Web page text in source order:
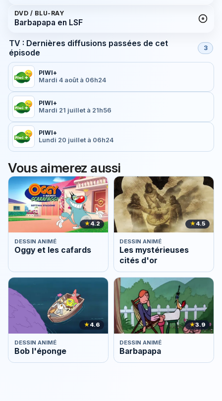
DVD / BLU-RAY
Barbapapa en LSF
TV : Dernières diffusions passées de cet
épisode
3
PIWI+
Mardi 4 août à 06h24
PIWI+
Mardi 21 juillet à 21h56
PIWI+
Lundi 20 juillet à 06h24
Vous aimerez aussi
★4.2
DESSIN ANIMÉ
Oggy et les cafards
★4.5
DESSIN ANIMÉ
Les mystérieuses
cités d'or
★4.6
DESSIN ANIMÉ
Bob l'éponge
★3.9
DESSIN ANIMÉ
Barbapapa